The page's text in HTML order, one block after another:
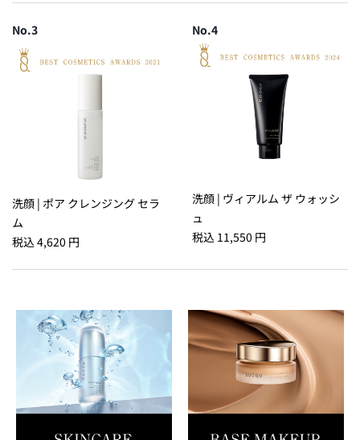
No.3
洗顔 | ポア クレンジング セラ
ム
税込 4,620 円
No.4
洗顔 | ヴィアルム ザ ウォッシ
ュ
税込 11,550 円